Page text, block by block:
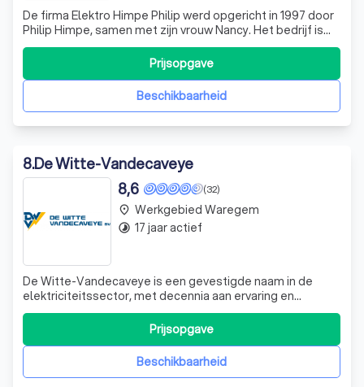
De firma Elektro Himpe Philip werd opgericht in 1997 door
Philip Himpe, samen met zijn vrouw Nancy. Het bedrijf is
blijven evolueren en mag zich nu rekenen bij één van de
grootste elektriciteitszaken in de streek. Sinds 2001 zijn
wij eigenaar van een gebouw van 1.200m² gelegen aan de
Beschikbaarheid
Prijsopgave
8.De Witte-Vandecaveye
(32)
8,6
De Witte-Vandecaveye is een gevestigde naam in de
elektriciteitssector, met decennia aan ervaring en
expertise. Wij zijn gespecialiseerd in een breed scala aan
diensten, waaronder algemene elektriciteitswerken,
verlichtingsinstallaties, laadstations,
spoorwegtechnieken, algemene grondwerken en landm
Beschikbaarheid
Prijsopgave
place Werkgebied Waregem
timelapse 17 jaar actief